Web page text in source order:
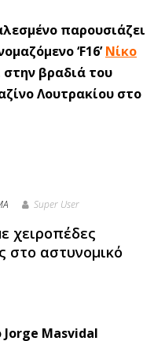
παρουσιάζει
‘F16’Νίκο
βραδιά του
Λουτρακίου στο
Super User
χειροπέδες
στο αστυνομικό
Jorge Masvidal